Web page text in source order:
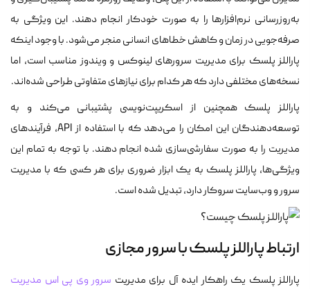
به‌روزرسانی نرم‌افزارها را به صورت خودکار انجام دهند. این ویژگی به
صرفه‌جویی در زمان و کاهش خطاهای انسانی منجر می‌شود. با وجود اینکه
پاراللز پلسک برای مدیریت سرورهای لینوکس و ویندوز مناسب است، اما
نسخه‌های مختلفی دارد که هر کدام برای نیازهای متفاوتی طراحی شده‌اند.
پاراللز پلسک همچنین از اسکریپت‌نویسی پشتیبانی می‌کند و به
توسعه‌دهندگان این امکان را می‌دهد که با استفاده از API، فرآیندهای
مدیریت را به صورت سفارشی‌سازی شده انجام دهند. با توجه به تمام این
ویژگی‌ها، پاراللز پلسک به یک ابزار ضروری برای هر کسی که با مدیریت
سرور و وب‌سایت سروکار دارد، تبدیل شده است.
ارتباط پاراللز پلسک با سرور مجازی
پاراللز پلسک یک راهکار ایده آل برای مدیریت سرور وی پی اس مدیریت